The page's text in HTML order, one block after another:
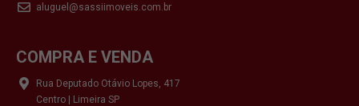
aluguel@sassiimoveis.com.br
COMPRA E VENDA
Rua Deputado Otávio Lopes, 417
Centro | Limeira SP